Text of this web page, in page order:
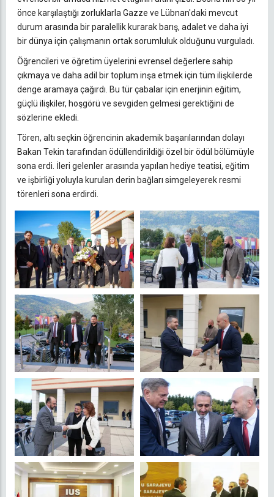
önce karşılaştığı zorluklarla Gazze ve Lübnan'daki mevcut
durum arasında bir paralellik kurarak barış, adalet ve daha iyi
bir dünya için çalışmanın ortak sorumluluk olduğunu vurguladı.
Öğrencileri ve öğretim üyelerini evrensel değerlere sahip
çıkmaya ve daha adil bir toplum inşa etmek için tüm ilişkilerde
denge aramaya çağırdı. Bu tür çabalar için enerjinin eğitim,
güçlü ilişkiler, hoşgörü ve sevgiden gelmesi gerektiğini de
sözlerine ekledi.
Tören, altı seçkin öğrencinin akademik başarılarından dolayı
Bakan Tekin tarafından ödüllendirildiği özel bir ödül bölümüyle
sona erdi. İleri gelenler arasında yapılan hediye teatisi, eğitim
ve işbirliği yoluyla kurulan derin bağları simgeleyerek resmi
törenleri sona erdirdi.